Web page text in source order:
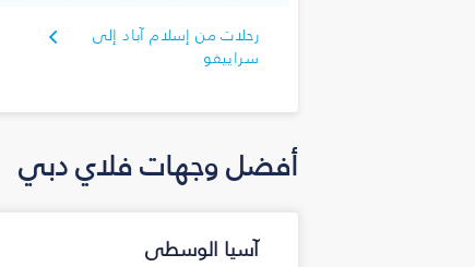
رحلات من إسلام آباد إلى
سراييفو
أفضل وجهات فلاي دبي
آسيا الوسطى